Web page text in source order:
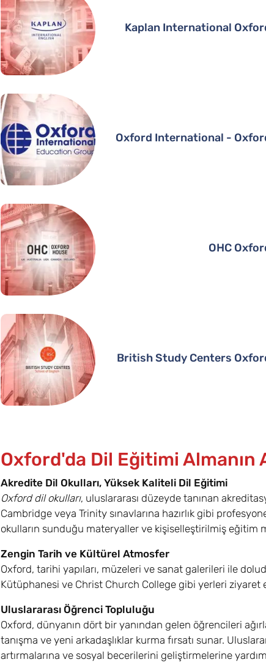
Kaplan International
Oxford International -
OHC
British Study Centers
Oxford'da Dil Eğitimi Almanın
Akredite Dil Okulları, Yüksek Kaliteli Dil Eğitimi
Oxford dil okulları, uluslararası düzeyde tanınan
Cambridge veya Trinity sınavlarına hazırlık gibi
okulların sunduğu materyaller ve kişiselleştirilmiş eğitim
Zengin Tarih ve Kültürel Atmosfer
Oxford, tarihi yapıları, müzeleri ve sanat galerileri ile
Kütüphanesi ve Christ Church College gibi yerleri
Uluslararası Öğrenci Topluluğu
Oxford, dünyanın dört bir yanından gelen öğrencileri
tanışma ve yeni arkadaşlıklar kurma fırsatı sunar.
artırmalarına ve sosyal becerilerini geliştirmelerine